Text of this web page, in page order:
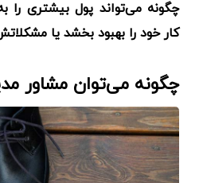
چگونه می‌تواند پول بیشتری را
کار خود را بهبود بخشد یا
چگونه می‌توان مشاور